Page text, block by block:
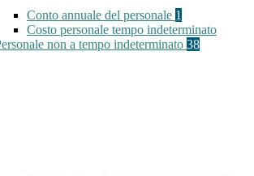
Conto annuale del personale 1
Costo personale tempo indeterminato
non a tempo indeterminato 38